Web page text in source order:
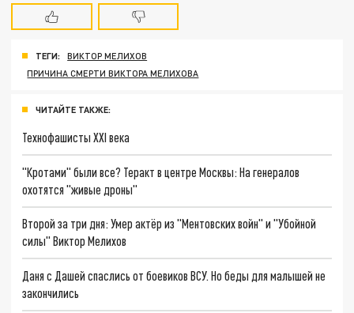
ТЕГИ:
ВИКТОР МЕЛИХОВ
ПРИЧИНА СМЕРТИ ВИКТОРА МЕЛИХОВА
ЧИТАЙТЕ ТАКЖЕ:
Технофашисты XXI века
"Кротами" были все? Теракт в центре Москвы: На генералов
охотятся "живые дроны"
Второй за три дня: Умер актёр из "Ментовских войн" и "Убойной
силы" Виктор Мелихов
Даня с Дашей спаслись от боевиков ВСУ. Но беды для малышей не
закончились